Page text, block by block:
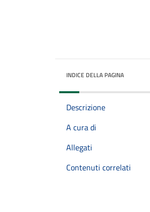
INDICE DELLA PAGINA
Descrizione
A cura di
Allegati
Contenuti correlati